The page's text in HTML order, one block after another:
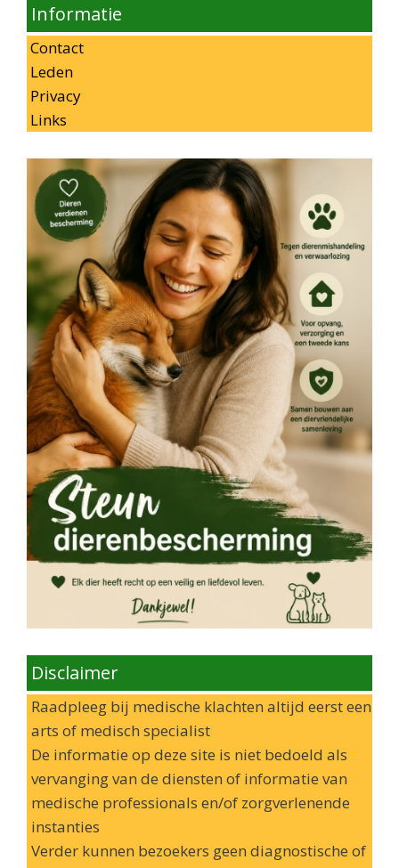
Informatie
Contact
Leden
Privacy
Links
Disclaimer
Raadpleeg bij medische klachten altijd eerst een
arts of medisch specialist
De informatie op deze site is niet bedoeld als
vervanging van de diensten of informatie van
medische professionals en/of zorgverlenende
instanties
Verder kunnen bezoekers geen diagnostische of